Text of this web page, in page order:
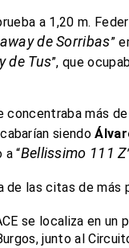
a 1,20 m.
de Sorribas”
de Tus”, que
concentraba más
siendo
a “Bellissimo 111 Z
las citas de más
se localiza en un
junto al